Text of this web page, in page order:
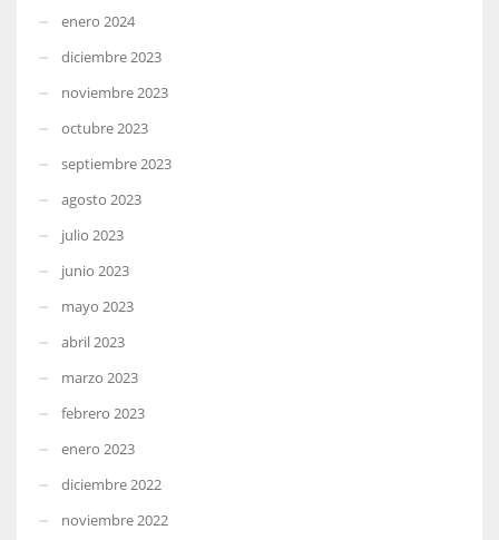
enero 2024
diciembre 2023
noviembre 2023
octubre 2023
septiembre 2023
agosto 2023
julio 2023
junio 2023
mayo 2023
abril 2023
marzo 2023
febrero 2023
enero 2023
diciembre 2022
noviembre 2022